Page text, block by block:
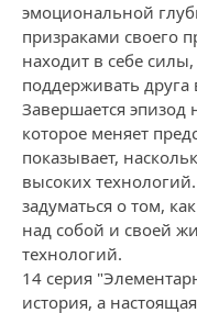
эмоциональной
призраками своего
находит в себе
поддерживать
Завершается
которое меняет
показывает,
высоких технологий.
задуматься о том,
над собой и своей
технологий.
14 серия
история, а